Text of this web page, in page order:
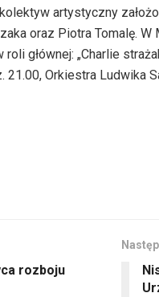
artystyczny
oraz Piotra Tomalę.
głównej: „Charlie
21.00, Orkiestra Ludwika
rozboju